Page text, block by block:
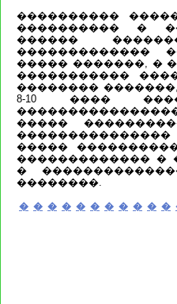
����������
���������� �
������
�������������
����� �������, �
�����������
��������
8-10 ����
�����
�����
������������� �
�
��������.
� � � � � � � � � � �